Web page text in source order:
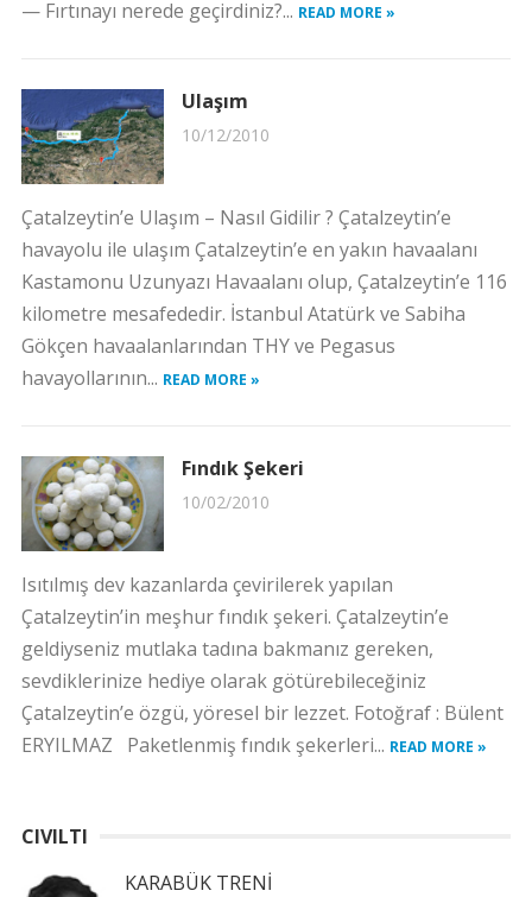
— Fırtınayı nerede geçirdiniz?... READ MORE »
Ulaşım
10/12/2010
Çatalzeytin’e Ulaşım – Nasıl Gidilir ? Çatalzeytin’e
havayolu ile ulaşım Çatalzeytin’e en yakın havaalanı
Kastamonu Uzunyazı Havaalanı olup, Çatalzeytin’e 116
kilometre mesafededir. İstanbul Atatürk ve Sabiha
Gökçen havaalanlarından THY ve Pegasus
havayollarının... READ MORE »
Fındık Şekeri
10/02/2010
Isıtılmış dev kazanlarda çevirilerek yapılan
Çatalzeytin’in meşhur fındık şekeri. Çatalzeytin’e
geldiyseniz mutlaka tadına bakmanız gereken,
sevdiklerinize hediye olarak götürebileceğiniz
Çatalzeytin’e özgü, yöresel bir lezzet. Fotoğraf : Bülent
ERYILMAZ Paketlenmiş fındık şekerleri... READ MORE »
CIVILTI
KARABÜK TRENİ